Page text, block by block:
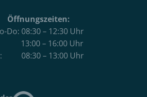
Öffnungszeiten:
Do: 08:30 – 12:30 Uhr
– 16:00 Uhr
08:30 – 13:00 Uhr